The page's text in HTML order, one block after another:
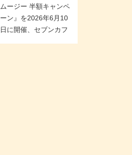
グ」。満場一致合格数
は6商品、合格数は2商
品。TVerでの見逃し配
ムージー 半額キャンペ
ーン』を2026年6月10
日に開催、セブンカフ